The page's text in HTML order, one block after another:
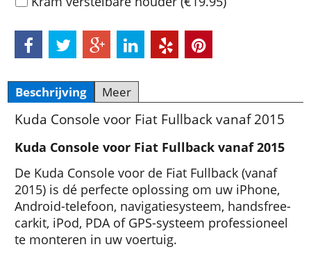
Beschrijving Meer
Kuda Console voor Fiat Fullback vanaf 2015
Kuda Console voor Fiat Fullback vanaf 2015
De Kuda Console voor de Fiat Fullback (vanaf
2015) is dé perfecte oplossing om uw iPhone,
Android-telefoon, navigatiesysteem, handsfree-
carkit, iPod, PDA of GPS-systeem professioneel
te monteren in uw voertuig.